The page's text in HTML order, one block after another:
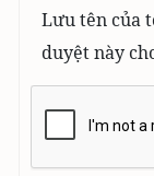
Lưu tên của
duyệt này